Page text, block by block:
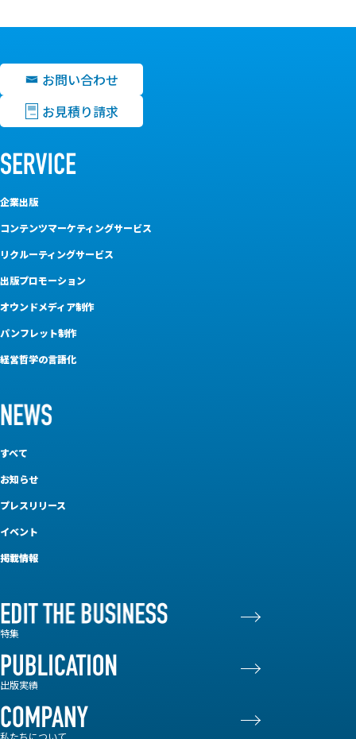
お問い合わせ
お見積り請求
企業出版
コンテンツマーケティングサービス
リクルーティングサービス
出版プロモーション
オウンドメディア制作
パンフレット制作
経営哲学の言語化
すべて
お知らせ
プレスリリース
イベント
掲載情報
特集
出版実績
私たちについて